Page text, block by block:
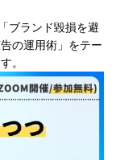
ブランド毀損を避
の運用術」をテー
。